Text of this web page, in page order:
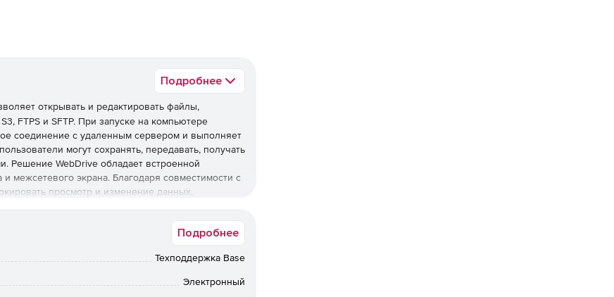
Подробнее
открывать и редактировать файлы,
FTPS и SFTP. При запуске на компьютере
соединение с удаленным сервером и выполняет
могут сохранять, передавать, получать
Решение WebDrive обладает встроенной
межсетевого экрана. Благодаря совместимости с
просмотр и изменение данных,
для соединения с учетной записью
Подробнее
Техподдержка Base
Электронный